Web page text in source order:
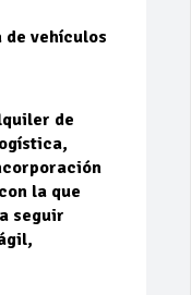
vehículos
de
la que
seguir